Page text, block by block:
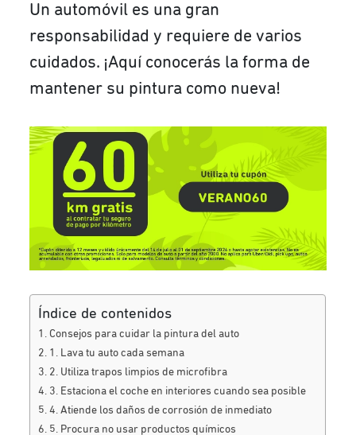
Un automóvil es una gran
responsabilidad y requiere de varios
cuidados. ¡Aquí conocerás la forma de
mantener su pintura como nueva!
Índice de contenidos
Consejos para cuidar la pintura del auto
1. Lava tu auto cada semana
2. Utiliza trapos limpios de microfibra
3. Estaciona el coche en interiores cuando sea posible
4. Atiende los daños de corrosión de inmediato
5. Procura no usar productos químicos